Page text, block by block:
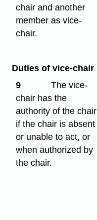
chair and another
member as vice-
chair.
Duties of vice-chair
9
The vice-
chair has the
authority of the chair
if the chair is absent
or unable to act, or
when authorized by
the chair.